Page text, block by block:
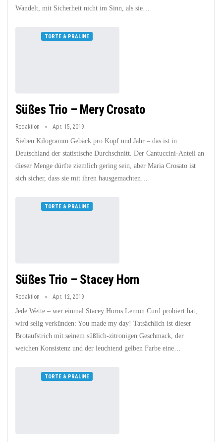
Wandelt, mit Sicherheit nicht im Sinn, als sie…
TORTE & PRALINE
Süßes Trio – Mery Crosato
Redaktion Apr. 15, 2019
Sieben Kilogramm Gebäck pro Kopf und Jahr – das ist in
Deutschland der statistische Durchschnitt. Der Cantuccini-Anteil an
dieser Menge dürfte ziemlich gering sein, aber Maria Crosato ist
sich sicher, dass sie mit ihren hausgemachten…
TORTE & PRALINE
Süßes Trio – Stacey Horn
Redaktion Apr. 12, 2019
Jede Wette – wer einmal Stacey Horns Lemon Curd probiert hat,
wird selig verkünden: You made my day! Tatsächlich ist dieser
Brotaufstrich mit seinem süßlich-zitronigen Geschmack, der
weichen Konsistenz und der leuchtend gelben Farbe eine…
TORTE & PRALINE